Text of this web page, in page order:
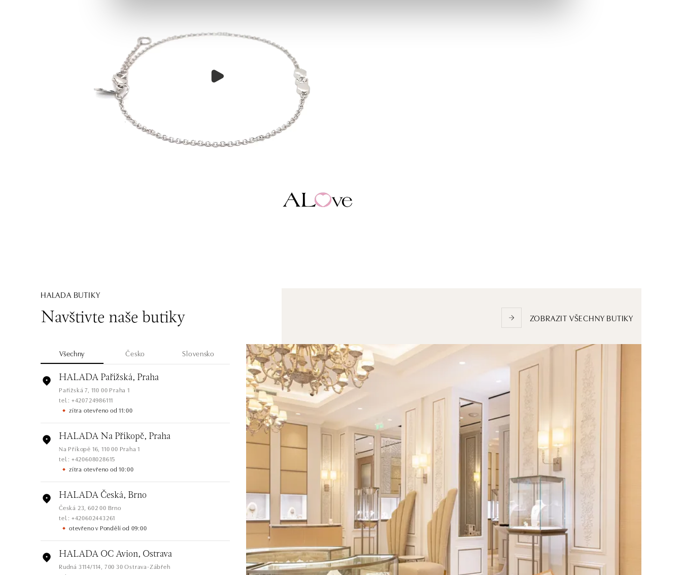
HALADA BUTIKY
Navštivte naše butiky ZOBRAZIT VŠECHNY BUTIKY
Všechny Česko Slovensko
HALADA Pařížská, Praha
Pařížská 7, 110 00 Praha 1
tel.: +420724986111
zítra otevřeno od 11:00
HALADA Na Příkopě, Praha
Na Příkopě 16, 110 00 Praha 1
tel.: +420608028615
zítra otevřeno od 10:00
HALADA Česká, Brno
Česká 23, 602 00 Brno
tel.: +420602443261
otevřeno v Pondělí od 09:00
HALADA OC Avion, Ostrava
Rudná 3114/114, 700 30 Ostrava-Zábřeh